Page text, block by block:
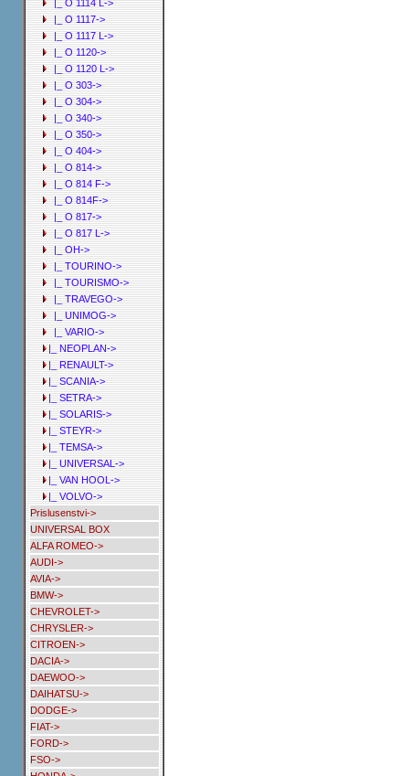
|_ O 1114 L->
|_ O 1117->
|_ O 1117 L->
|_ O 1120->
|_ O 1120 L->
|_ O 303->
|_ O 304->
|_ O 340->
|_ O 350->
|_ O 404->
|_ O 814->
|_ O 814 F->
|_ O 814F->
|_ O 817->
|_ O 817 L->
|_ OH->
|_ TOURINO->
|_ TOURISMO->
|_ TRAVEGO->
|_ UNIMOG->
|_ VARIO->
|_ NEOPLAN->
|_ RENAULT->
|_ SCANIA->
|_ SETRA->
|_ SOLARIS->
|_ STEYR->
|_ TEMSA->
|_ UNIVERSAL->
|_ VAN HOOL->
|_ VOLVO->
Prislusenstvi->
UNIVERSAL BOX
ALFA ROMEO->
AUDI->
AVIA->
BMW->
CHEVROLET->
CHRYSLER->
CITROEN->
DACIA->
DAEWOO->
DAIHATSU->
DODGE->
FIAT->
FORD->
FSO->